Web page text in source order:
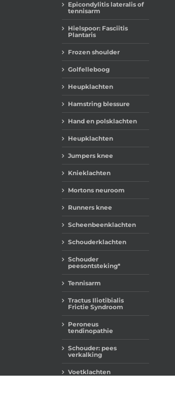
Epicondylitis lateralis of
tennisarm
Hielspoor: Fasciitis
Plantaris
Frozen shoulder
Golfelleboog
Heupklachten
Hamstring blessure
Hand en polsklachten
Heupklachten
Jumpers knee
Knieklachten
Mortons neuroom
Runners knee
Scheenbeenklachten
Schouderklachten
Schouder
peesontsteking*
Tennisarm
Tractus Iliotibialis
Frictie Syndroom
Peroneus
tendinopathie
Schouder: pees
verkalking
Voetklachten